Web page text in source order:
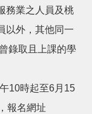
務業之人員及桃
以外，其他同一
錄取且上課的學
10時起至6月15
報名網址